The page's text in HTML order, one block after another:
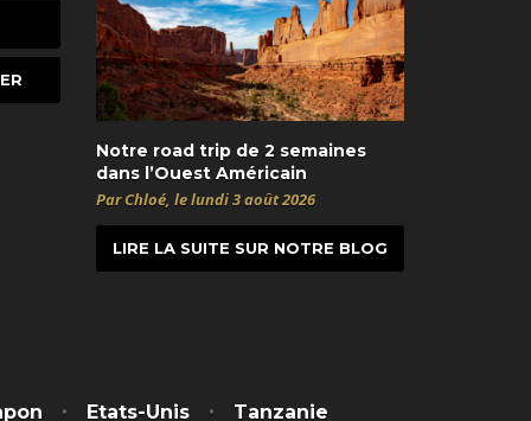
Notre road trip de 2 semaines
dans l’Ouest Américain
Par Chloé, le lundi 3 août 2026
LIRE LA SUITE SUR NOTRE BLOG
Etats-Unis Tanzanie